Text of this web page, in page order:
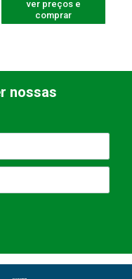
ver preços e
comprar
nossas